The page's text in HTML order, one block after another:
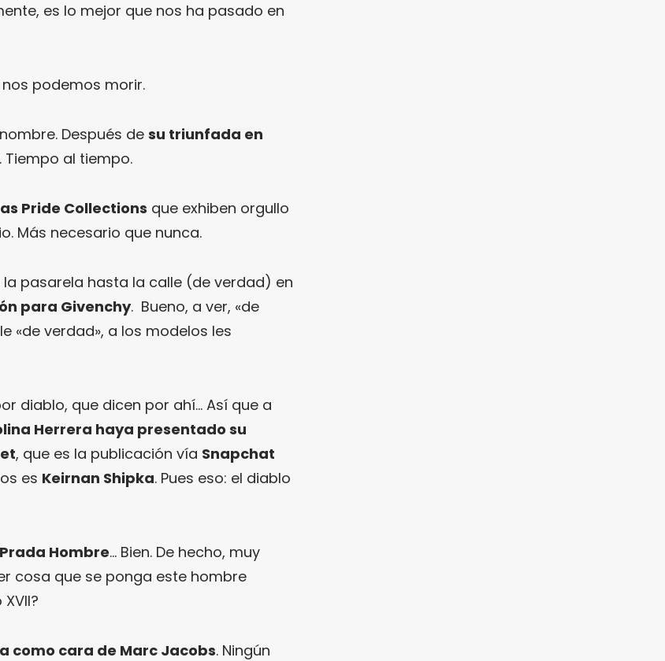
es lo mejor que nos ha pasado en
nos podemos morir.
Después de su triunfada en
Tiempo al tiempo.
Pride Collections que exhiben orgullo
Más necesario que nunca.
pasarela hasta la calle (de verdad) en
para Givenchy. Bueno, a ver, «de
«de verdad», a los modelos les
diablo, que dicen por ahí… Así que a
Herrera haya presentado su
, que es la publicación vía Snapchat
es Keirnan Shipka. Pues eso: el diablo
Hombre… Bien. De hecho, muy
cosa que se ponga este hombre
como cara de Marc Jacobs. Ningún